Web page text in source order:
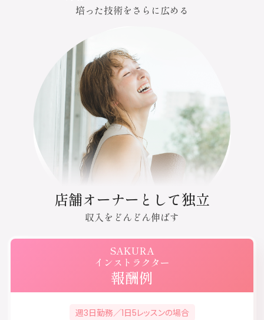
培った技術をさらに広める
店舗オーナーとして独立
収入をどんどん伸ばす
SAKURA
インストラクター
報酬例
週3日勤務／1日5レッスンの場合